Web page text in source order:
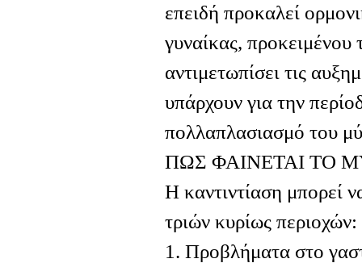
επειδή προκαλεί
γυναίκας,
αντιμετωπίσει τις
υπάρχουν για την
πολλαπλασιασμό του
ΠΩΣ ΦΑΙΝΕΤΑΙ ΤΟ
Η καντιντίαση μπορεί
τριών κυρίως περιοχών:
1. Προβλήματα στο